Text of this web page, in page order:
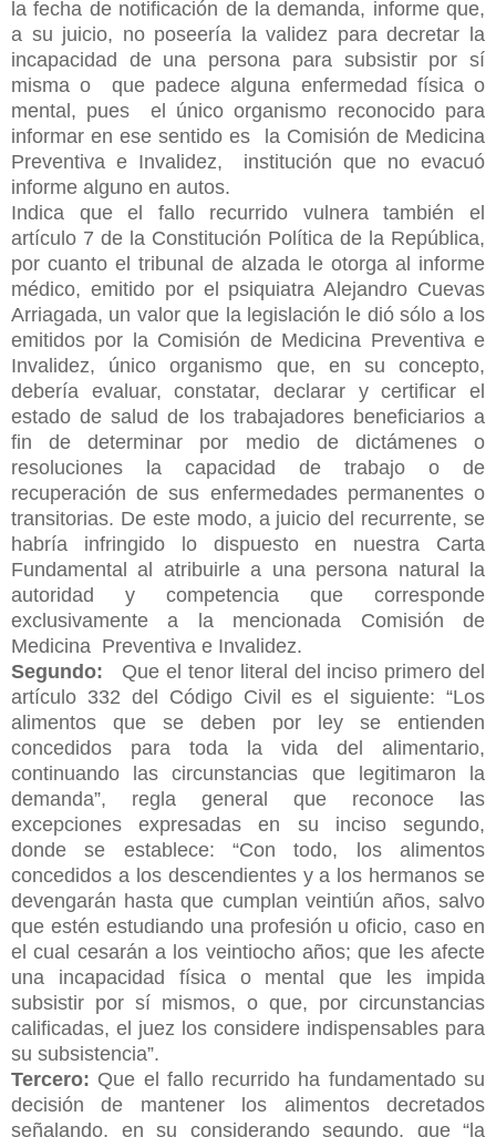
la fecha de notificación de la demanda, informe que,
a su juicio, no poseería la validez para decretar la
incapacidad de una persona para subsistir por sí
misma o que padece alguna enfermedad física o
mental, pues el único organismo reconocido para
informar en ese sentido es la Comisión de Medicina
Preventiva e Invalidez, institución que no evacuó
informe alguno en autos.
Indica que el fallo recurrido vulnera también el
artículo 7 de la Constitución Política de la República,
por cuanto el tribunal de alzada le otorga al informe
médico, emitido por el psiquiatra Alejandro Cuevas
Arriagada, un valor que la legislación le dió sólo a los
emitidos por la Comisión de Medicina Preventiva e
Invalidez, único organismo que, en su concepto,
debería evaluar, constatar, declarar y certificar el
estado de salud de los trabajadores beneficiarios a
fin de determinar por medio de dictámenes o
resoluciones la capacidad de trabajo o de
recuperación de sus enfermedades permanentes o
transitorias. De este modo, a juicio del recurrente, se
habría infringido lo dispuesto en nuestra Carta
Fundamental al atribuirle a una persona natural la
autoridad y competencia que corresponde
exclusivamente a la mencionada Comisión de
Medicina Preventiva e Invalidez.
Segundo:
Que el tenor literal del inciso primero del
artículo 332 del Código Civil es el siguiente: “Los
alimentos que se deben por ley se entienden
concedidos para toda la vida del alimentario,
continuando las circunstancias que legitimaron la
demanda”, regla general que reconoce las
excepciones expresadas en su inciso segundo,
donde se establece: “Con todo, los alimentos
concedidos a los descendientes y a los hermanos se
devengarán hasta que cumplan veintiún años, salvo
que estén estudiando una profesión u oficio, caso en
el cual cesarán a los veintiocho años; que les afecte
una incapacidad física o mental que les impida
subsistir por sí mismos, o que, por circunstancias
calificadas, el juez los considere indispensables para
su subsistencia”.
Tercero: Que el fallo recurrido ha fundamentado su
decisión de mantener los alimentos decretados
señalando, en su considerando segundo, que “la